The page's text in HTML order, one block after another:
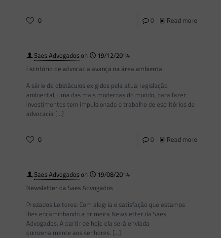
0 0 Read more
Saes Advogadoson
19/12/2014
Escritório de advocacia avança na área ambiental
A série de obstáculos exigidos pela atual legislação
ambiental, uma das mais modernas do mundo, para fazer
investimentos tem impulsionado o trabalho de escritórios de
advocacia […]
0 0 Read more
Saes Advogadoson
19/08/2014
Newsletter da Saes Advogados
Prezados Leitores: Com alegria e satisfação que estamos
lhes encaminhando a primeira Newsletter da Saes
Advogados. A partir de hoje ela será enviada
quinzenalmente aos senhores. […]